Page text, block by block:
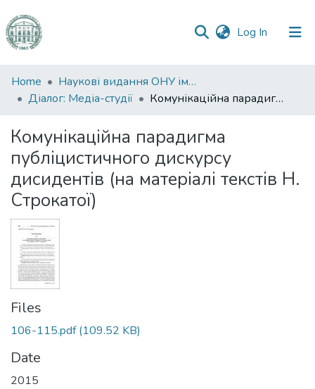
Log In (current)
Communities
&
All of DSpace
Statistics
Home
Наукові видання ОНУ імені І. І. Мечникова
Діалог: Медіа-студії
Комунікаційна парадигма публіцистичного дискурсу дисидентів (на матеріалі текстів Н. Строкатої)
Комунікаційна парадигма
публіцистичного дискурсу
дисидентів (на матеріалі текстів Н.
Строкатої)
Files
106-115.pdf(109.52 KB)
Date
2015